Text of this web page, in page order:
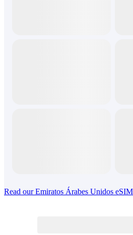
Read our Emiratos Árabes Unidos